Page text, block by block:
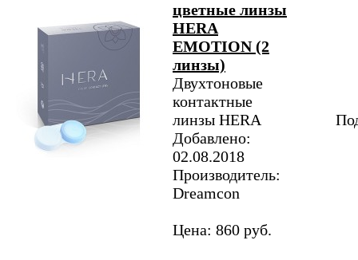
цветные линзы
HERA
EMOTION (2
линзы)
Двухтоновые
контактные
линзы HERA
Добавлено:
02.08.2018
Производитель:
Dreamcon
Цена: 860 руб.